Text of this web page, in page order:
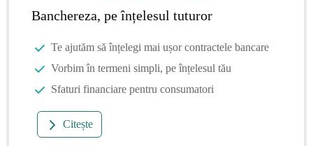
Banchereza, pe înțelesul tuturor
Te ajutăm să înțelegi mai ușor contractele bancare
Vorbim în termeni simpli, pe înțelesul tău
Sfaturi financiare pentru consumatori
Citește